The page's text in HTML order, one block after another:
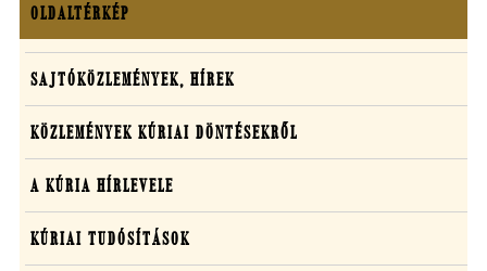
Oldaltérkép
OLDALTÉRKÉP
Sajtó,
közlemények,
média
SAJTÓKÖZLEMÉNYEK, HÍREK
KÖZLEMÉNYEK KÚRIAI DÖNTÉSEKRŐL
A KÚRIA HÍRLEVELE
KÚRIAI TUDÓSÍTÁSOK